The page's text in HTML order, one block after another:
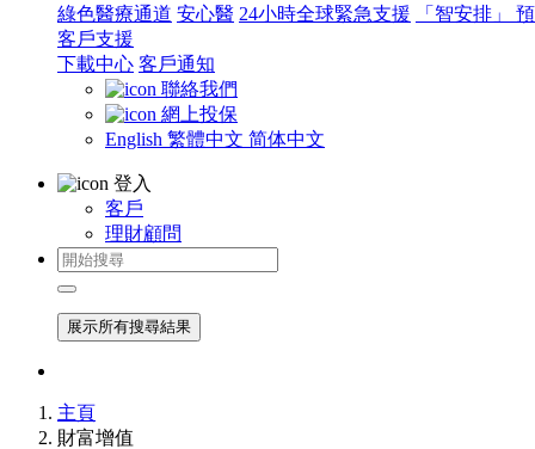
綠色醫療通道 安心醫 24小時全球緊急支援
「智安排」
客戶支援
下載中心 客戶通知
聯絡我們
網上投保
English 繁體中文 简体中文
登入
客戶
理財顧問
展示所有搜尋結果
主頁
財富增值